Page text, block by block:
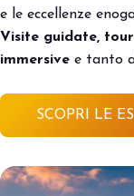
e le eccellenze
Visite guidate,
immersive e tanto
SCOPRI LE